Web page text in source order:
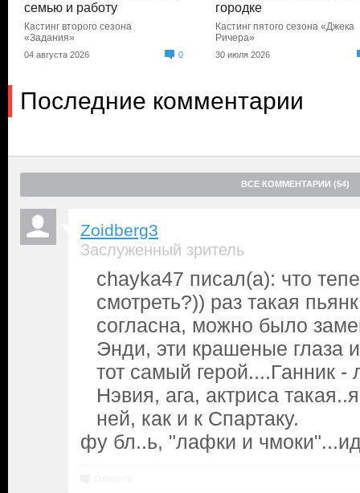
семью и работу
Кастинг второго сезона
«Задания»
04 августа 2026 0
городке
Кастинг пятого сезона «Джека
Ричера»
30 июля 2026
Последние комментарии
ВСЕ КОММЕНТАРИИ (54)
Zoidberg3
Заслуженный зритель
chayka47 писал(а): что
смотреть?)) раз такая
согласна, можно было
Энди, эти крашеные глаза
тот самый герой....Ганник
Нэвия, ага, актриса
ней, как и к Спартаку.
фу бл..ь, "лафки и